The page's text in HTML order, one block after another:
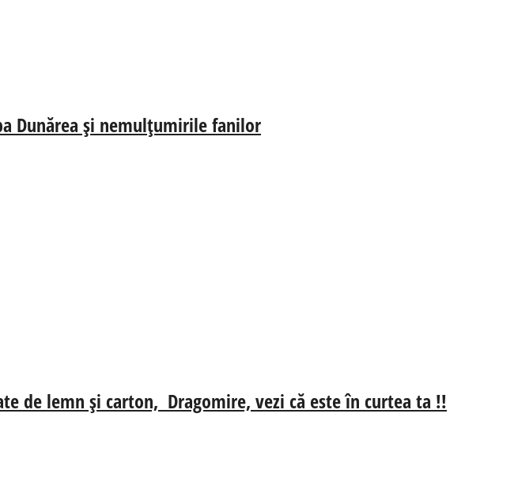
Dunărea și nemulțumirile fanilor
de lemn și carton, Dragomire, vezi că este în curtea ta !!